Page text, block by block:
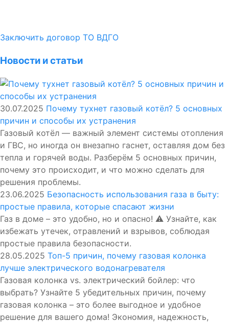
Заключить договор ТО ВДГО
Новости и статьи
30.07.2025 Почему тухнет газовый котёл? 5 основных
причин и способы их устранения
Газовый котёл — важный элемент системы отопления
и ГВС, но иногда он внезапно гаснет, оставляя дом без
тепла и горячей воды. Разберём 5 основных причин,
почему это происходит, и что можно сделать для
решения проблемы.
23.06.2025 Безопасность использования газа в быту:
простые правила, которые спасают жизни
Газ в доме – это удобно, но и опасно! ⚠️ Узнайте, как
избежать утечек, отравлений и взрывов, соблюдая
простые правила безопасности.
28.05.2025 Топ-5 причин, почему газовая колонка
лучше электрического водонагревателя
Газовая колонка vs. электрический бойлер: что
выбрать? Узнайте 5 убедительных причин, почему
газовая колонка – это более выгодное и удобное
решение для вашего дома! Экономия, надежность,